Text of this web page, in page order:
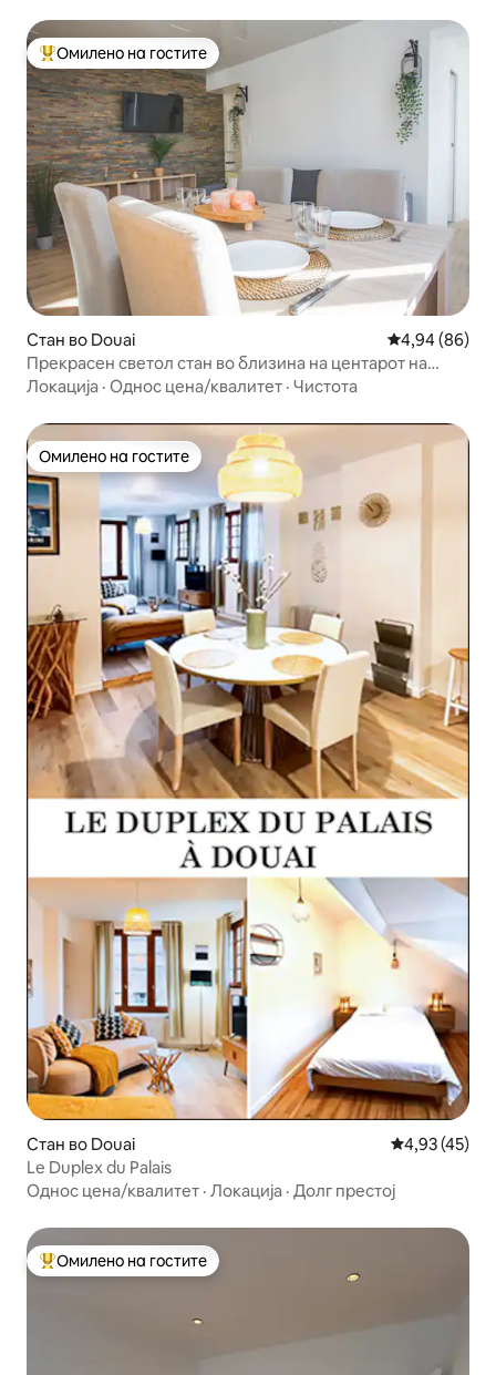
Меѓу најуспешните „Омилени на гостите“
Омилено на гостите
Стан во Douai Просечна
4,94 (86)
Прекрасен светол стан во близина на центарот на
градот
Локација · Однос цена/квалитет · Чистота
Омилено на гостите
Омилено на гостите
Стан во Douai Просечна
4,93 (45)
Le Duplex du Palais
Однос цена/квалитет · Локација · Долг престој
Меѓу најуспешните „Омилени на гостите“
Омилено на гостите